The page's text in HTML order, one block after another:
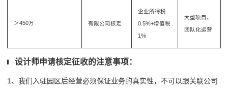
＞450万 有限公司核定
企业所得税
0.5%+增值税
1%
大型项目、
团队化运营
设计师申请核定征收的注意事项：
1、我们入驻园区后经营必须保证业务的真实性，不可以跟关联公司